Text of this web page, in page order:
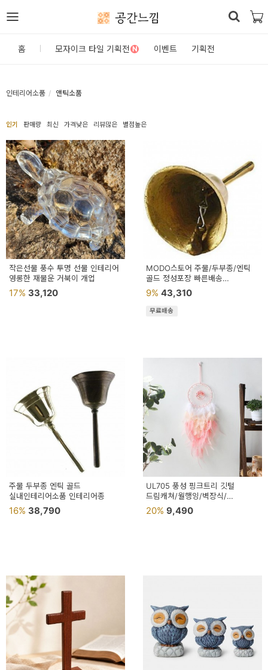
공간느낌
카
테
고
리
DIY
자
재/
용
품
인
테
품
러
그
커
튼/
블
홈 모자이크 타일 기획전 N 이벤트 기획전
인테리어소품 앤틱소품
인기 판매량 최신 가격낮은 리뷰많은 별점높은
작은선물 풍수 투명 선물 인테리어
영롱한 재물운 거북이 개업
17% 33,120
MODO스토어 주물/두부종/엔틱
골드 정성포장 빠른배송
셀프촬영소품 골드엔틱소품
9% 43,310
무료배송
주물 두부종 엔틱 골드
실내인테리어소품 인테리어종
16% 38,790
UL705 풍성 핑크트리 깃털
드림캐쳐/월행잉/벽장식/
인테리어장식
20% 9,490